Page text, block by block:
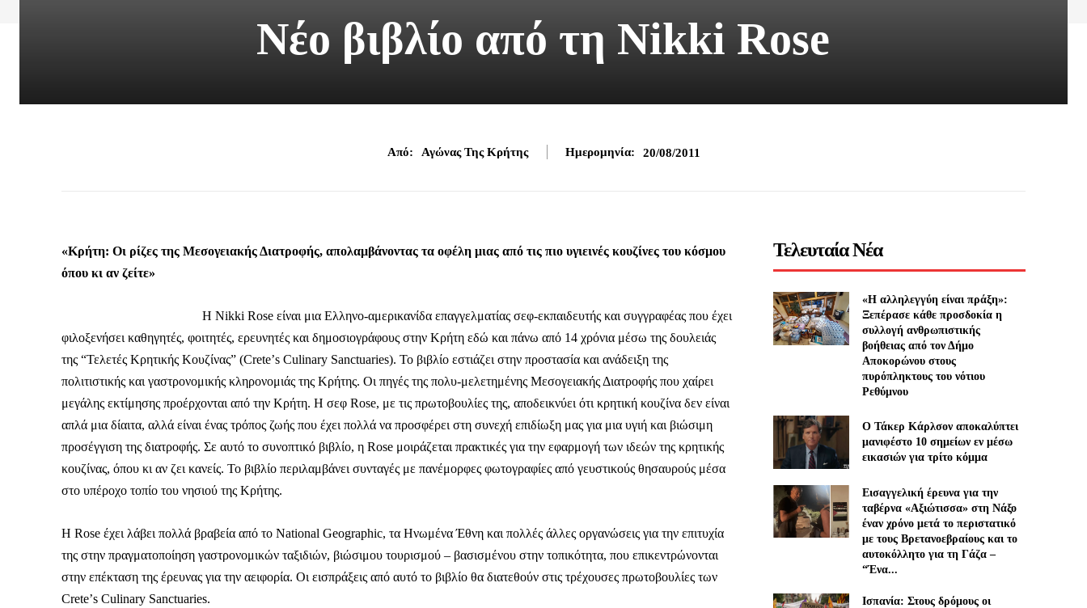
Νέο βιβλίο από τη Nikki Rose
Από: Αγώνας Της Κρήτης Ημερομηνία: 20/08/2011
«Κρήτη: Οι ρίζες της Μεσογειακής Διατροφής, απολαμβάνοντας τα οφέλη μιας από τις πιο υγιεινές κουζίνες του κόσμου
όπου κι αν ζείτε»
Η Nikki Rose είναι μια Ελληνο-αμερικανίδα επαγγελματίας σεφ-εκπαιδευτής και συγγραφέας που έχει
φιλοξενήσει καθηγητές, φοιτητές, ερευνητές και δημοσιογράφους στην Κρήτη εδώ και πάνω από 14 χρόνια μέσω της δουλειάς
της “Τελετές Κρητικής Κουζίνας” (Creteʼs Culinary Sanctuaries). Το βιβλίο εστιάζει στην προστασία και ανάδειξη της
πολιτιστικής και γαστρονομικής κληρονομιάς της Κρήτης. Οι πηγές της πολυ-μελετημένης Μεσογειακής Διατροφής που χαίρει
μεγάλης εκτίμησης προέρχονται από την Κρήτη. Η σεφ Rose, με τις πρωτοβουλίες της, αποδεικνύει ότι κρητική κουζίνα δεν είναι
απλά μια δίαιτα, αλλά είναι ένας τρόπος ζωής που έχει πολλά να προσφέρει στη συνεχή επιδίωξη μας για μια υγιή και βιώσιμη
προσέγγιση της διατροφής. Σε αυτό το συνοπτικό βιβλίο, η Rose μοιράζεται πρακτικές για την εφαρμογή των ιδεών της κρητικής
κουζίνας, όπου κι αν ζει κανείς. Το βιβλίο περιλαμβάνει συνταγές με πανέμορφες φωτογραφίες από γευστικούς θησαυρούς μέσα
στο υπέροχο τοπίο του νησιού της Κρήτης.
Η Rose έχει λάβει πολλά βραβεία από το National Geographic, τα Ηνωμένα Έθνη και πολλές άλλες οργανώσεις για την επιτυχία
της στην πραγματοποίηση γαστρονομικών ταξιδιών, βιώσιμου τουρισμού – βασισμένου στην τοπικότητα, που επικεντρώνονται
στην επέκταση της έρευνας για την αειφορία. Οι εισπράξεις από αυτό το βιβλίο θα διατεθούν στις τρέχουσες πρωτοβουλίες των
Creteʼs Culinary Sanctuaries.
Τελευταία Νέα
«Η αλληλεγγύη είναι πράξη»:
Ξεπέρασε κάθε προσδοκία η
συλλογή ανθρωπιστικής
βοήθειας από τον Δήμο
Αποκορώνου στους
πυρόπληκτους του νότιου
Ρεθύμνου
Ο Τάκερ Κάρλσον αποκαλύπτει
μανιφέστο 10 σημείων εν μέσω
εικασιών για τρίτο κόμμα
Εισαγγελική έρευνα για την
ταβέρνα «Αξιώτισσα» στη Νάξο
έναν χρόνο μετά το περιστατικό
με τους Βρετανοεβραίους και το
αυτοκόλλητο για τη Γάζα –
“Ένα...
Ισπανία: Στους δρόμους οι